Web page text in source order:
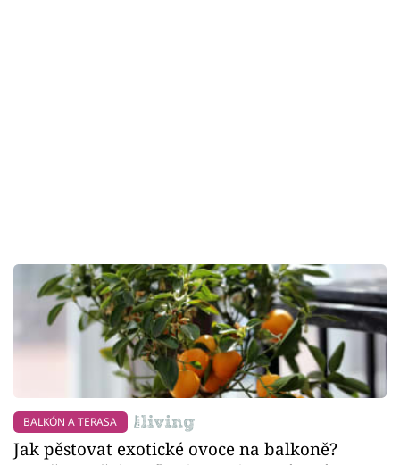
BALKÓN A TERASA
Jak pěstovat exotické ovoce na balkoně?